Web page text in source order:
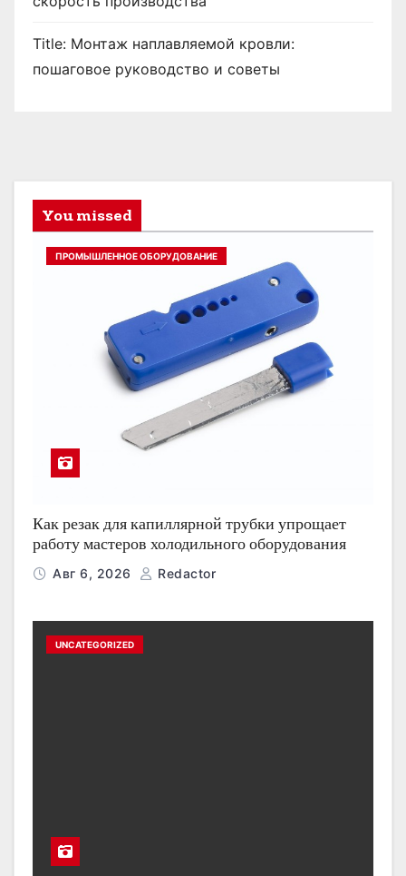
Title: Монтаж наплавляемой кровли:
пошаговое руководство и советы
You missed
ПРОМЫШЛЕННОЕ ОБОРУДОВАНИЕ
Как резак для капиллярной трубки упрощает
работу мастеров холодильного оборудования
Авг 6, 2026 Redactor
UNCATEGORIZED